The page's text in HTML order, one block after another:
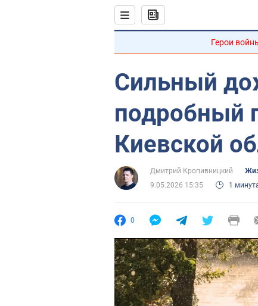
Герои
Сильный
подробный
Киевской
Дмитрий Кропивницкий
9.05.2026 15:35
1
0